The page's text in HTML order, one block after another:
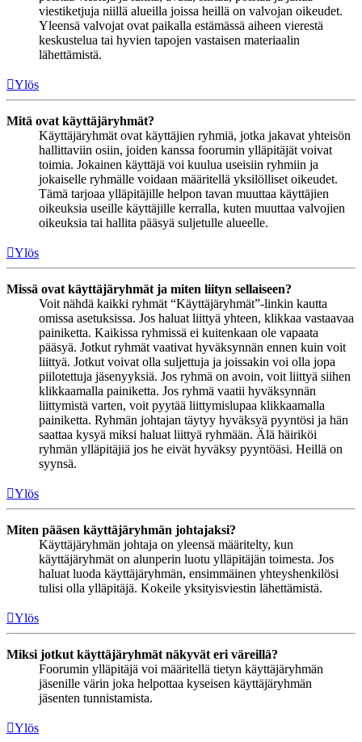
viestiketjuja niillä alueilla joissa heillä on valvojan oikeudet.
Yleensä valvojat ovat paikalla estämässä aiheen vierestä
keskustelua tai hyvien tapojen vastaisen materiaalin
lähettämistä.
Ylös
Mitä ovat käyttäjäryhmät?
Käyttäjäryhmät ovat käyttäjien ryhmiä, jotka jakavat yhteisön
hallittaviin osiin, joiden kanssa foorumin ylläpitäjät voivat
toimia. Jokainen käyttäjä voi kuulua useisiin ryhmiin ja
jokaiselle ryhmälle voidaan määritellä yksilölliset oikeudet.
Tämä tarjoaa ylläpitäjille helpon tavan muuttaa käyttäjien
oikeuksia useille käyttäjille kerralla, kuten muuttaa valvojien
oikeuksia tai hallita pääsyä suljetulle alueelle.
Ylös
Missä ovat käyttäjäryhmät ja miten liityn sellaiseen?
Voit nähdä kaikki ryhmät “Käyttäjäryhmät”-linkin kautta
omissa asetuksissa. Jos haluat liittyä yhteen, klikkaa vastaavaa
painiketta. Kaikissa ryhmissä ei kuitenkaan ole vapaata
pääsyä. Jotkut ryhmät vaativat hyväksynnän ennen kuin voit
liittyä. Jotkut voivat olla suljettuja ja joissakin voi olla jopa
piilotettuja jäsenyyksiä. Jos ryhmä on avoin, voit liittyä siihen
klikkaamalla painiketta. Jos ryhmä vaatii hyväksynnän
liittymistä varten, voit pyytää liittymislupaa klikkaamalla
painiketta. Ryhmän johtajan täytyy hyväksyä pyyntösi ja hän
saattaa kysyä miksi haluat liittyä ryhmään. Älä häiriköi
ryhmän ylläpitäjiä jos he eivät hyväksy pyyntöäsi. Heillä on
syynsä.
Ylös
Miten pääsen käyttäjäryhmän johtajaksi?
Käyttäjäryhmän johtaja on yleensä määritelty, kun
käyttäjäryhmät on alunperin luotu ylläpitäjän toimesta. Jos
haluat luoda käyttäjäryhmän, ensimmäinen yhteyshenkilösi
tulisi olla ylläpitäjä. Kokeile yksityisviestin lähettämistä.
Ylös
Miksi jotkut käyttäjäryhmät näkyvät eri väreillä?
Foorumin ylläpitäjä voi määritellä tietyn käyttäjäryhmän
jäsenille värin joka helpottaa kyseisen käyttäjäryhmän
jäsenten tunnistamista.
Ylös